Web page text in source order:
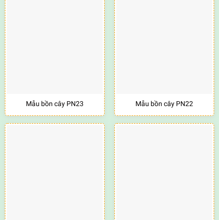
Mẫu bồn cây PN23 Mẫu bồn cây PN22